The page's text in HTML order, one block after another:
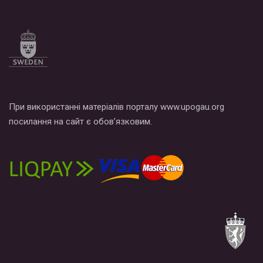
При використанні матеріалів порталу www.upogau.org
посилання на сайт є обов’язковим.